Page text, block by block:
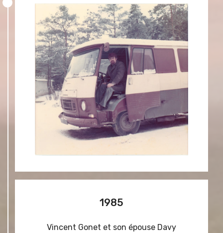
1985
Vincent Gonet et son épouse Davy